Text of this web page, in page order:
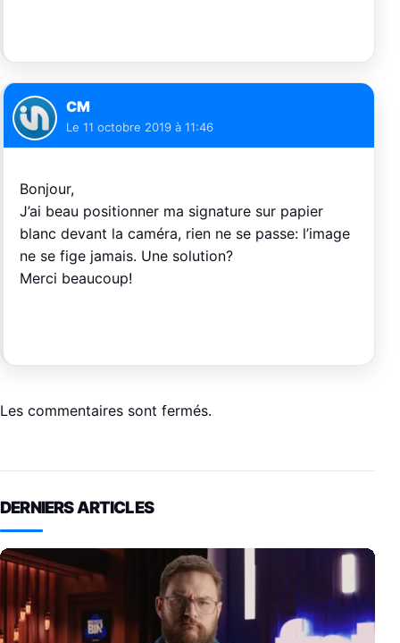
CM
Le 11 octobre 2019 à 11:46
Bonjour,
J’ai beau positionner ma signature sur papier
blanc devant la caméra, rien ne se passe: l’image
ne se fige jamais. Une solution?
Merci beaucoup!
Les commentaires sont fermés.
DERNIERS ARTICLES